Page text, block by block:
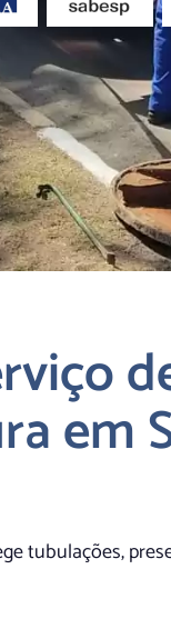
em
tubulações,